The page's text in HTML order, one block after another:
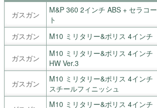
ガスガン
M&P 360 2インチ ABS + セラコー
ト
ガスガン M10 ミリタリー&ポリス 4インチ
ガスガン
M10 ミリタリー&ポリス 4インチ
HW Ver.3
ガスガン
M10 ミリタリー&ポリス 4インチ
スチールフィニッシュ
M10 ミリタリー&ポリス 4インチ